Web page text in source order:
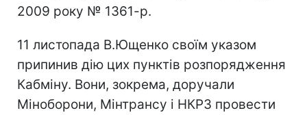
2009 року № 1361-р.
11 листопада В.Ющенко своїм указом
припинив дію цих пунктів розпорядження
Кабміну. Вони, зокрема, доручали
Міноборони, Мінтрансу і НКРЗ провести